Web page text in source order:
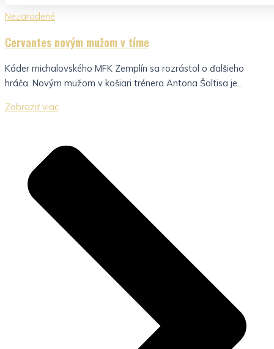
Nezaradené
Cervantes novým mužom v tíme
Káder michalovského MFK Zemplín sa rozrástol o ďalšieho
hráča. Novým mužom v košiari trénera Antona Šoltisa je...
Zobraziť viac